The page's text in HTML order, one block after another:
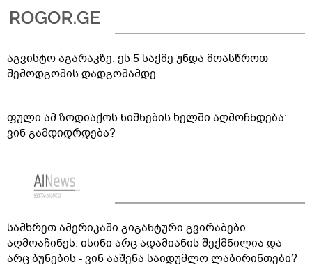
აგვისტო აგარაკზე: ეს 5 საქმე უნდა მოასწროთ
შემოდგომის დადგომამდე
ფული ამ ზოდიაქოს ნიშნების ხელში აღმოჩნდება:
ვინ გამდიდრდება?
სამხრეთ ამერიკაში გიგანტური გვირაბები
აღმოაჩინეს: ისინი არც ადამიანის შექმნილია და
არც ბუნების - ვინ ააშენა საიდუმლო ლაბირინთები?